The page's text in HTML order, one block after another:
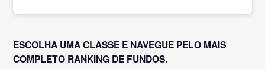
ESCOLHA UMA CLASSE E NAVEGUE PELO MAIS
COMPLETO RANKING DE FUNDOS.